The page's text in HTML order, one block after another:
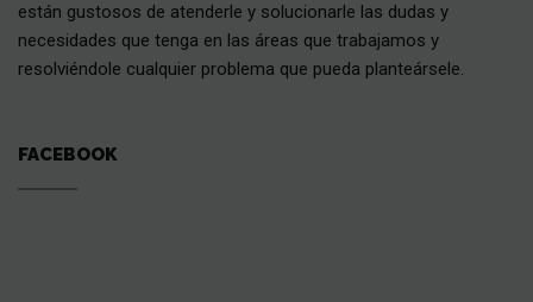
están gustosos de atenderle y solucionarle las dudas y
necesidades que tenga en las áreas que trabajamos y
resolviéndole cualquier problema que pueda planteársele.
FACEBOOK